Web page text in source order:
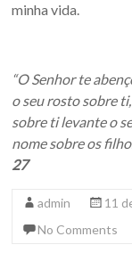
minha vida.
“O Senhor te
o seu rosto sobre
sobre ti levante o
nome sobre os
27
admin 11
No Comments